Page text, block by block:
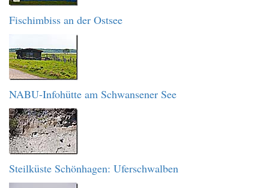
Fischimbiss an der Ostsee
NABU-Infohütte am Schwansener See
Steilküste Schönhagen: Uferschwalben